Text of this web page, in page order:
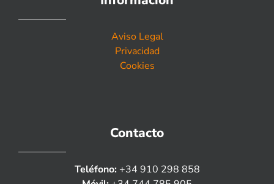
Aviso Legal
Privacidad
Cookies
Contacto
Teléfono: +34 910 298 858